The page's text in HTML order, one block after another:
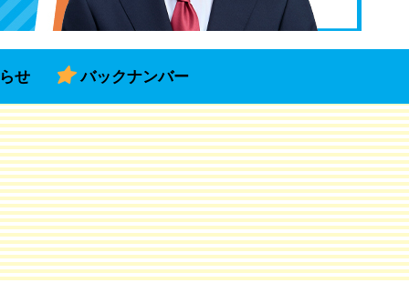
せ バックナンバー